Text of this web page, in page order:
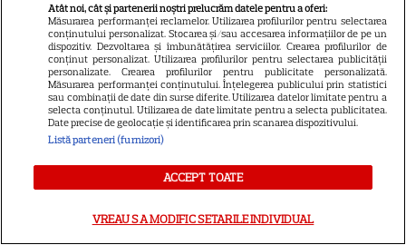
ŞTIRI
VEDETE STRĂINE
Meghan Markle a împlinit 45
de ani. Moment adorabil
alături de Prințul Harry, de ziua
ei
Atât noi, cât și partenerii noștri prelucrăm datele pentru a oferi:
Măsurarea performanței reclamelor. Utilizarea profilurilor pentru selectarea
conținutului personalizat. Stocarea și/sau accesarea informațiilor de pe un
dispozitiv. Dezvoltarea și îmbunătățirea serviciilor. Crearea profilurilor de
conținut personalizat. Utilizarea profilurilor pentru selectarea publicității
personalizate. Crearea profilurilor pentru publicitate personalizată.
Măsurarea performanței conținutului. Înțelegerea publicului prin statistici
sau combinații de date din surse diferite. Utilizarea datelor limitate pentru a
selecta conținutul. Utilizarea de date limitate pentru a selecta publicitatea.
Date precise de geolocație și identificarea prin scanarea dispozitivului.
Listă parteneri (furnizori)
ACCEPT TOATE
VREAU SA MODIFIC SETARILE INDIVIDUAL